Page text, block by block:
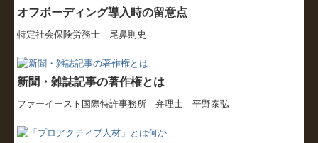
オフボーディング導入時の留意点
特定社会保険労務士 尾鼻則史
新聞・雑誌記事の著作権とは
ファーイースト国際特許事務所 弁理士 平野泰弘